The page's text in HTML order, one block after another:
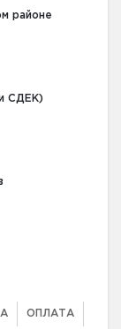
районе
СДЕК)
ОПЛАТА